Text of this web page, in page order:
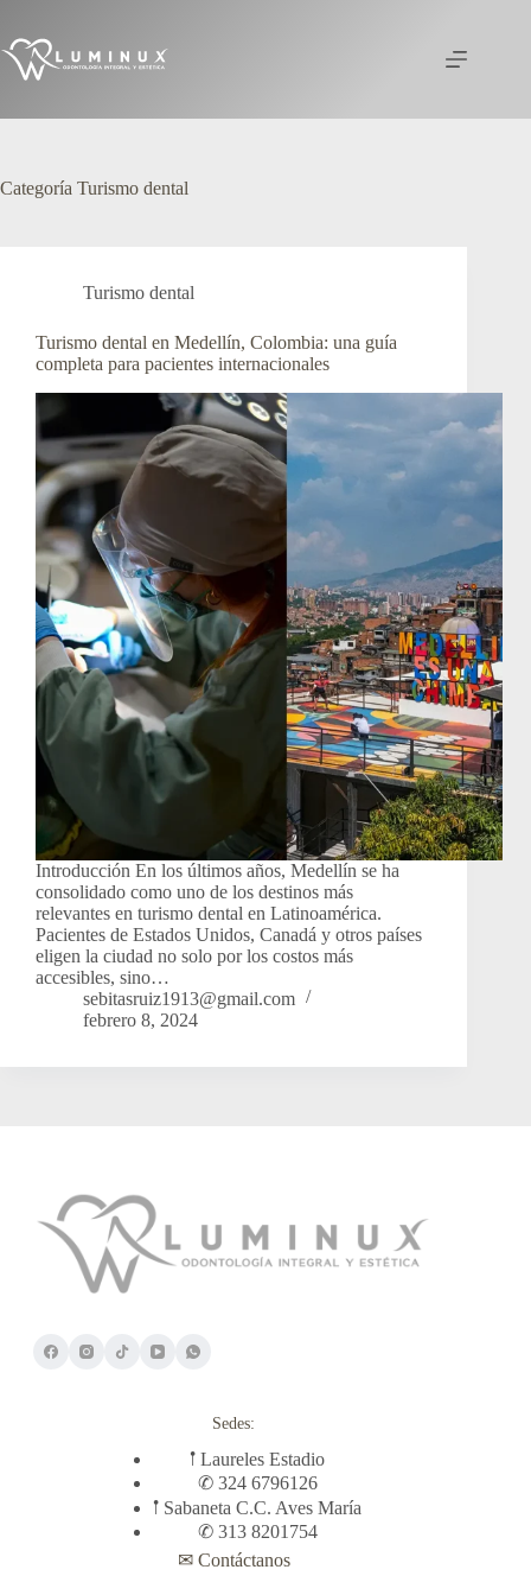
contenido
Categoría Turismo dental
Turismo dental
Turismo dental en Medellín, Colombia: una guía
completa para pacientes internacionales
Introducción En los últimos años, Medellín se ha
consolidado como uno de los destinos más
relevantes en turismo dental en Latinoamérica.
Pacientes de Estados Unidos, Canadá y otros países
eligen la ciudad no solo por los costos más
accesibles, sino…
sebitasruiz1913@gmail.com
febrero 8, 2024
Sedes:
𖡡 Laureles Estadio
✆ 324 6796126
𖡡 Sabaneta C.C. Aves María
✆ 313 8201754
✉ Contáctanos